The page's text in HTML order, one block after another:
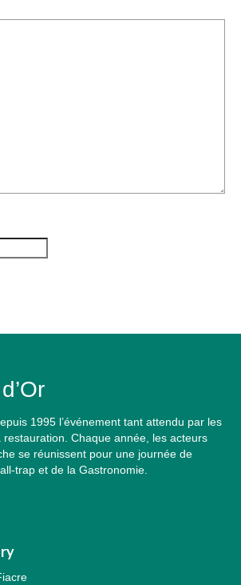
1995 l’événement tant attendu par les
restauration. Chaque année, les acteurs
se réunissent pour une journée de
trap et de la Gastronomie.